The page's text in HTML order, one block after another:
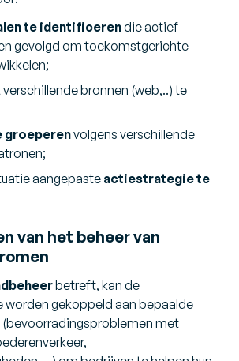
te identificerendie actief
gevolgd om toekomstgerichte
verschillende bronnen (web,..) te
groeperenvolgens verschillende
aangepaste actiestrategie te
van het beheer van
betreft, kan de
worden gekoppeld aan bepaalde
met